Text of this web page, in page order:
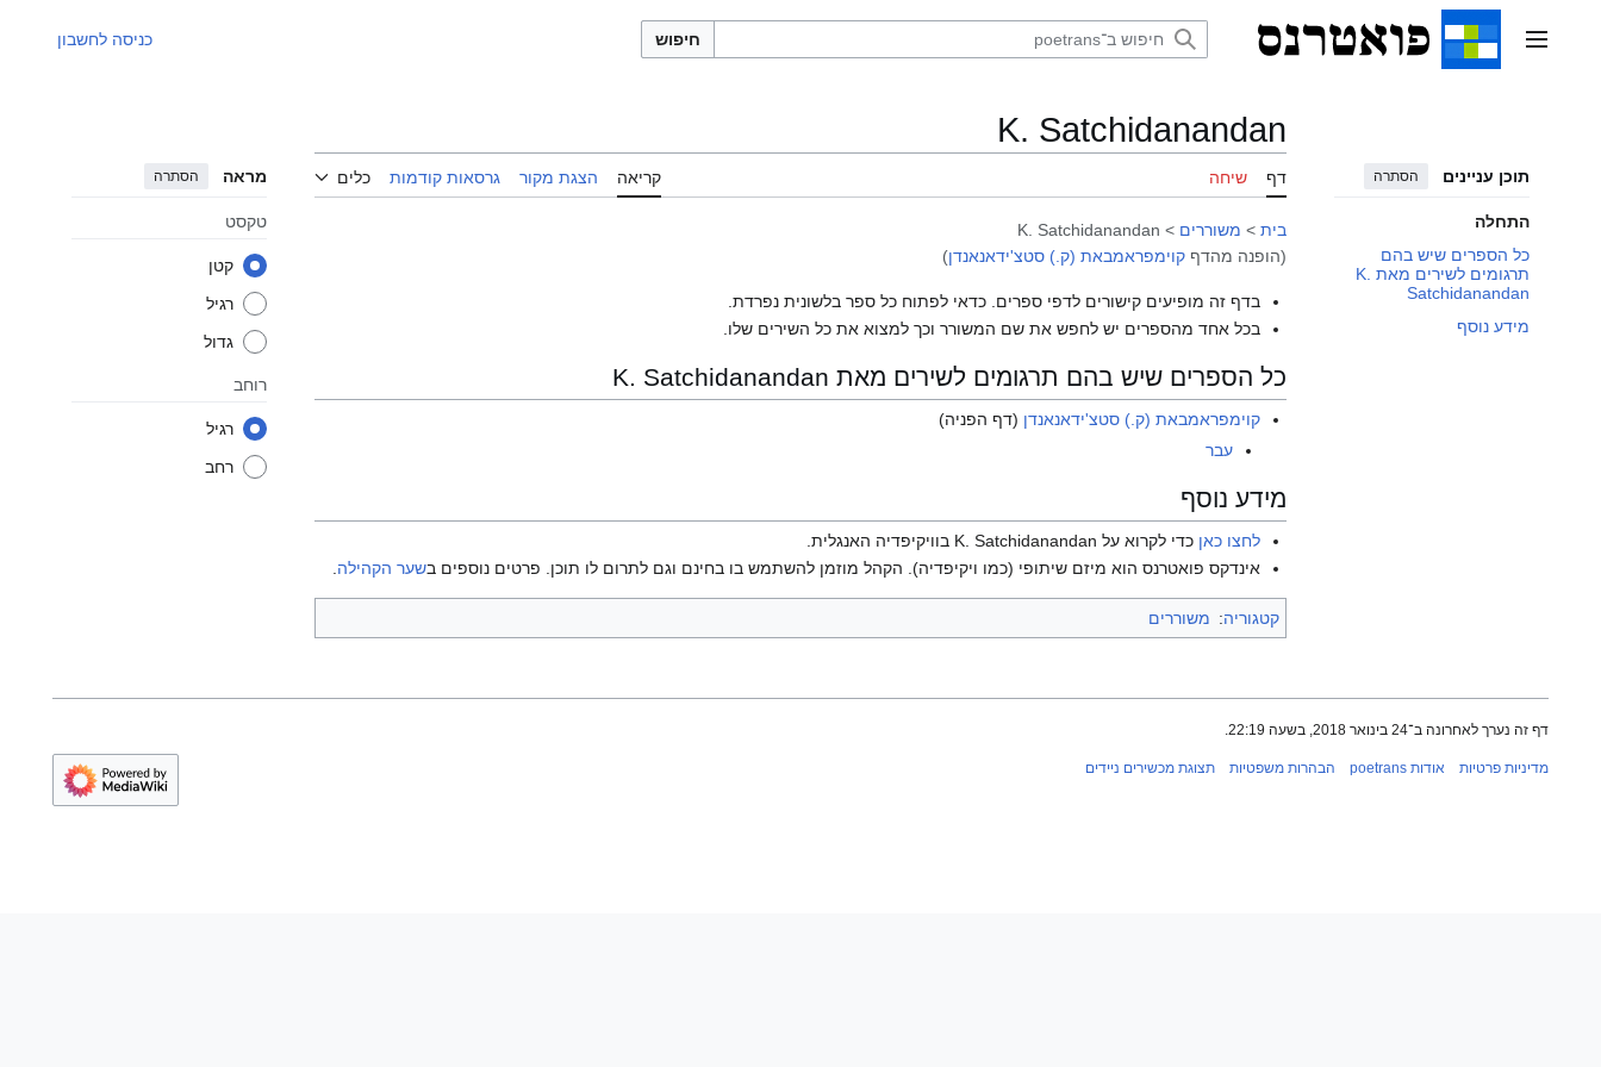
תפריט ראשי חיפוש כניסה לחשבון
תוכן עניינים הסתרה
התחלה
כל הספרים שיש בהם
תרגומים לשירים מאת K.
Satchidanandan
מידע נוסף
K. Satchidanandan
דף שיחה קריאה הצגת מקור גרסאות קודמות כלים מראה הסתרה
טקסט
קטן
רגיל
גדול
רוחב
רגיל
רחב
בית > משוררים >
K. Satchidanandan
(הופנה מהדף קוימפראמבאת (ק.) סטצ'ידאנאנדן)
בדף זה מופיעים קישורים לדפי ספרים. כדאי לפתוח כל ספר בלשונית נפרדת.
בכל אחד מהספרים יש לחפש את שם המשורר וכך למצוא את כל השירים שלו.
כל הספרים שיש בהם תרגומים לשירים מאת K. Satchidanandan
קוימפראמבאת (ק.) סטצ'ידאנאנדן (דף הפניה)
עבר
מידע נוסף
לחצו כאן כדי לקרוא על K. Satchidanandan בוויקיפדיה האנגלית.
אינדקס פואטרנס הוא מיזם שיתופי (כמו ויקיפדיה). הקהל מוזמן להשתמש בו בחינם וגם לתרום לו תוכן. פרטים נוספים בשער הקהילה
קטגוריה: משוררים
דף זה נערך לאחרונה ב־24 בינואר 2018, בשעה 22:19.
מדיניות פרטיות אודות poetrans הבהרות משפטיות תצוגת מכשירים ניידים